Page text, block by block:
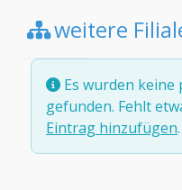
weitere
Es wurden keine
gefunden. Fehlt
Eintrag hinzufügen.